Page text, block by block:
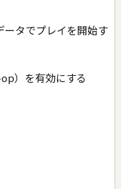
ータでプレイを開始す
）を有効にする